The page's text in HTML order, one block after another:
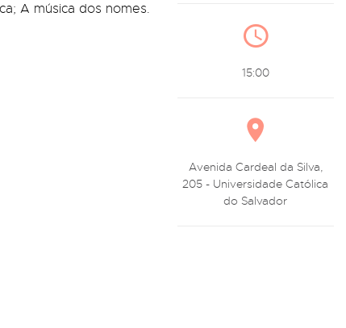
A música dos nomes.
15:00
Avenida Cardeal da Silva,
205 - Universidade Católica
do Salvador